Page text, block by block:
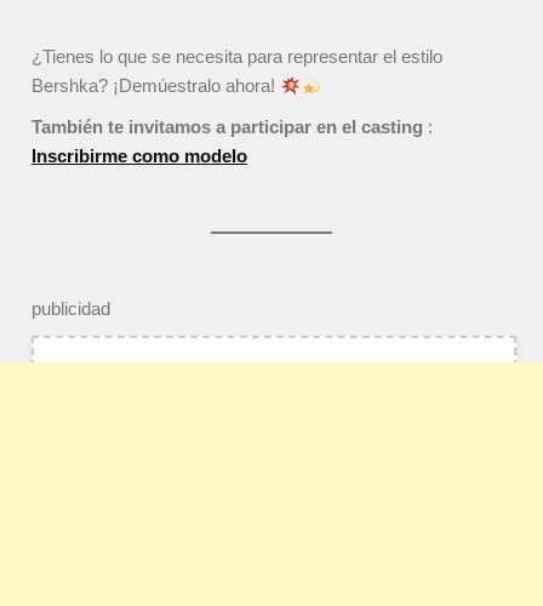
¿Tienes lo que se necesita para representar el estilo
Bershka? ¡Demúestralo ahora!
También te invitamos a participar en el casting :
Inscribirme como modelo
publicidad